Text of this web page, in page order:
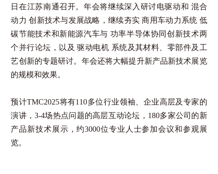
日在江苏南通召开。年会将继续深入研讨电驱动和 混合
动力 创新技术与发展战略，继续夯实商用车动力系统 低
碳节能技术和新能源汽车与 功率半导体协同创新技术两
个并行论坛，以及驱动电机 系统及其材料、零部件及工
艺创新的专题研讨。年会还将大幅提升新产品新技术展览
的规模和效果。
预计TMC2025将有110多位行业领袖、企业高层及专家的
演讲，3-4场热点问题的高层互动论坛， 180多家公司的新
产品新技术展示，约3000位专业人士参加会议和参观展
览。